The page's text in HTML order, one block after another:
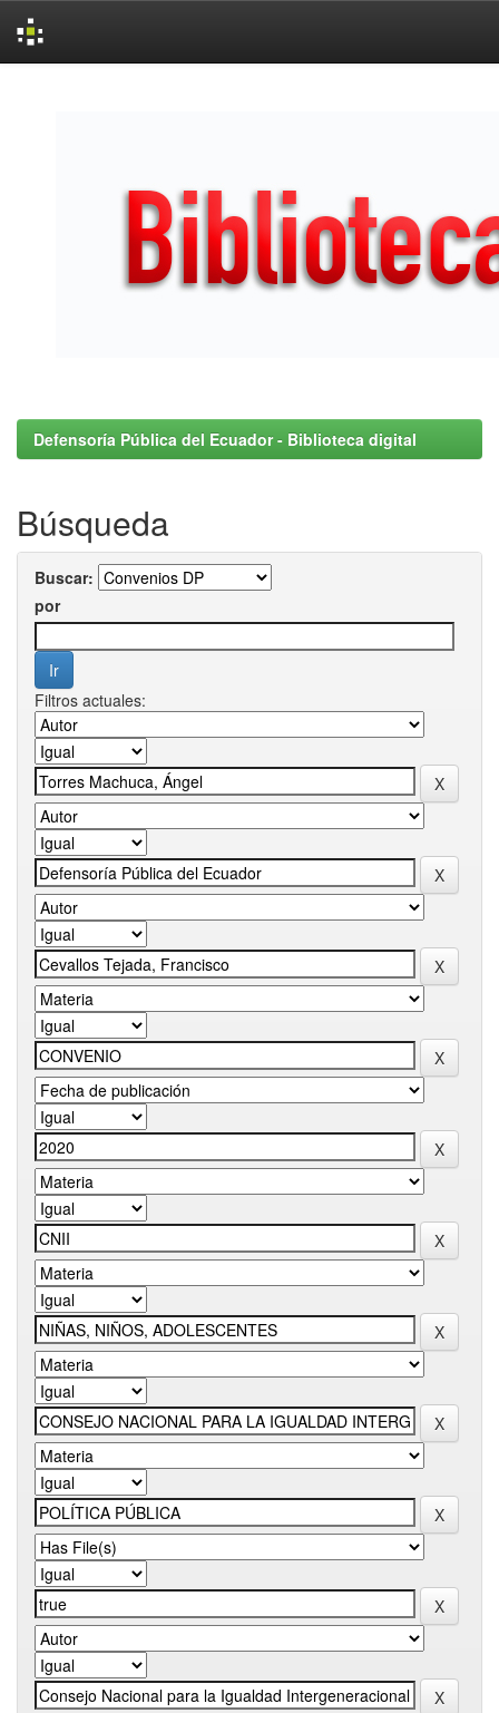
Defensoría Pública del Ecuador - Biblioteca digital
Búsqueda
Buscar:
por
Filtros actuales: